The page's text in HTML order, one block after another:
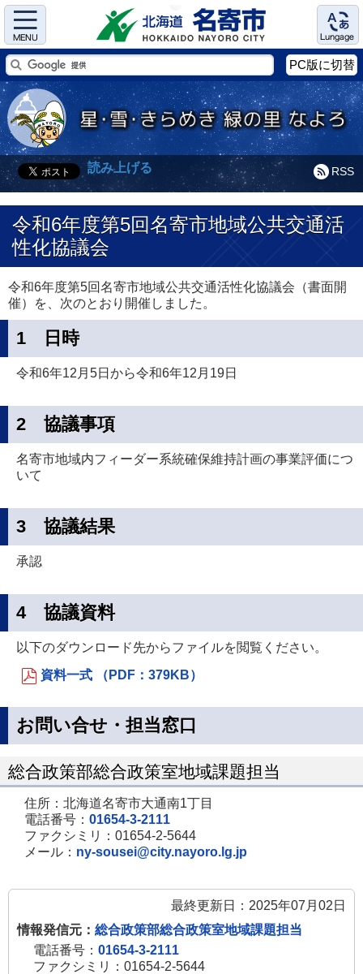
Menu Language
PC版に切替
RSS
読み上げる
令和6年度第5回名寄市地域公共交通活
性化協議会
令和6年度第5回名寄市地域公共交通活性化協議会（書面開
催）を、次のとおり開催しました。
1 日時
令和6年12月5日から令和6年12月19日
2 協議事項
名寄市地域内フィーダー系統確保維持計画の事業評価につ
いて
3 協議結果
承認
4 協議資料
以下のダウンロード先からファイルを閲覧ください。
資料一式 （PDF：379KB）
お問い合せ・担当窓口
総合政策部総合政策室地域課題担当
住所：北海道名寄市大通南1丁目
電話番号： 01654-3-2111
ファクシミリ：01654-2-5644
メール： ny-sousei@city.nayoro.lg.jp
最終更新日：2025年07月02日
情報発信元： 総合政策部総合政策室地域課題担当
電話番号： 01654-3-2111
ファクシミリ：01654-2-5644